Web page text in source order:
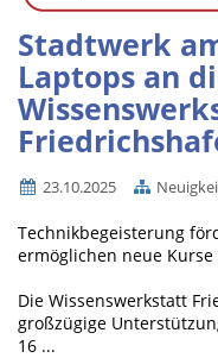
Stadtwerk
Laptops an
23.10.2025
Technikbegeisterung
ermöglichen neue
Die Wissenswerkstatt
großzügige
16 ...